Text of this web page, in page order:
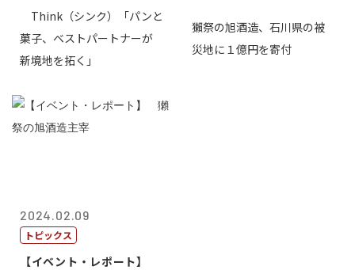
Think（シンク）「パンと
菓子、ベストパートナーが
新境地を拓く」
獺祭の旭酒造、石川県の被
災地に１億円を寄付
2024.02.09
トピックス
【イベント・レポート】